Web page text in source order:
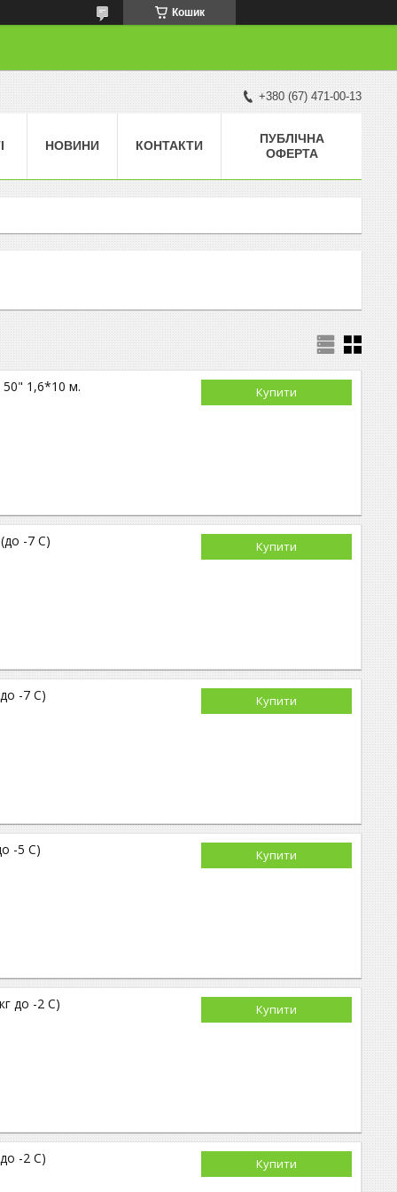
Кошик
+380 (67) 471-00-13
НОВИНИ КОНТАКТИ
ПУБЛІЧНА
ОФЕРТА
Купити
50" 1,6*10 м.
Купити
-7 С)
Купити
-7 С)
Купити
-5 С)
Купити
до -2 С)
Купити
-2 С)